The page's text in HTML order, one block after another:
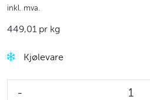
inkl. mva.
449,01 pr kg
Kjølevare
-